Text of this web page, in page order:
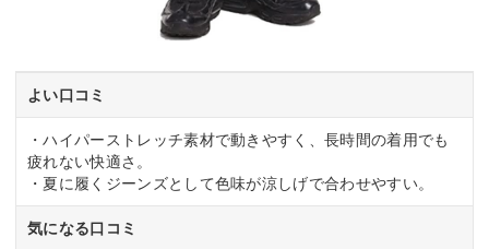
よい口コミ
・ハイパーストレッチ素材で動きやすく、長時間の着用でも
疲れない快適さ。
・夏に履くジーンズとして色味が涼しげで合わせやすい。
気になる口コミ